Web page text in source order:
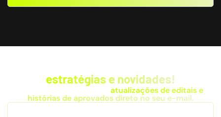
estratégias e novidades!
atualizações de editais e
histórias de aprovados direto no seu e-mail.